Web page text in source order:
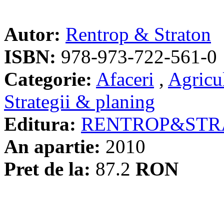
Autor: Rentrop & Straton
ISBN: 978-973-722-561-0
Categorie: Afaceri ,
Strategii & planing
Editura:
An apartie: 2010
Pret de la: 87.2 RON